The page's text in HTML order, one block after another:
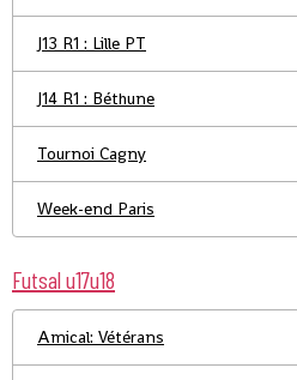
J13 R1 : Lille PT
J14 R1 : Béthune
Tournoi Cagny
Week-end Paris
Futsal u17u18
Amical: Vétérans